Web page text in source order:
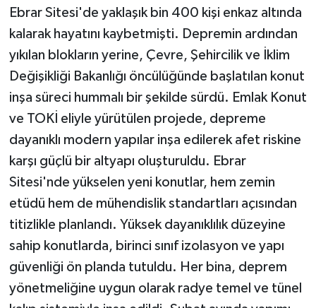
Ebrar Sitesi'de yaklaşık bin 400 kişi enkaz altında
kalarak hayatını kaybetmişti. Depremin ardından
yıkılan blokların yerine, Çevre, Şehircilik ve İklim
Değişikliği Bakanlığı öncülüğünde başlatılan konut
inşa süreci hummalı bir şekilde sürdü. Emlak Konut
ve TOKİ eliyle yürütülen projede, depreme
dayanıklı modern yapılar inşa edilerek afet riskine
karşı güçlü bir altyapı oluşturuldu. Ebrar
Sitesi'nde yükselen yeni konutlar, hem zemin
etüdü hem de mühendislik standartları açısından
titizlikle planlandı. Yüksek dayanıklılık düzeyine
sahip konutlarda, birinci sınıf izolasyon ve yapı
güvenliği ön planda tutuldu. Her bina, deprem
yönetmeliğine uygun olarak radye temel ve tünel